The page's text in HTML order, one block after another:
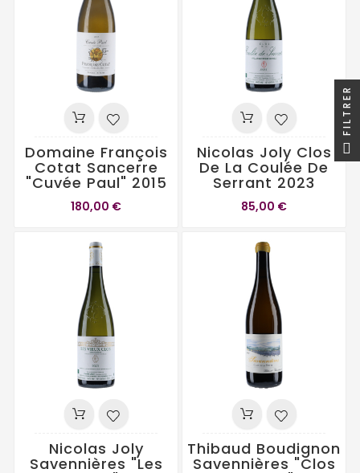
Domaine François
Cotat Sancerre
"Cuvée Paul" 2015
180,00 €
Nicolas Joly Clos
De La Coulée De
Serrant 2023
85,00 €
Nicolas Joly
Savennières "Les
Thibaud Boudignon
Savennières "Clos
FILTRER